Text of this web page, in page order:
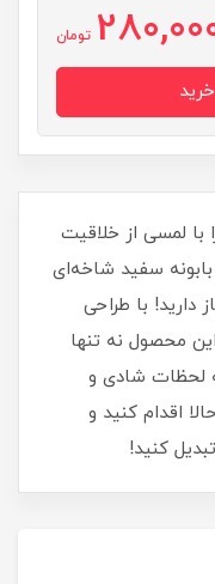
تومان
با لمسی از خلاقیت
سفید شاخه‌ای
دارید! با طراحی
محصول نه تنها
لحظات شادی و
اقدام کنید و
کنید!